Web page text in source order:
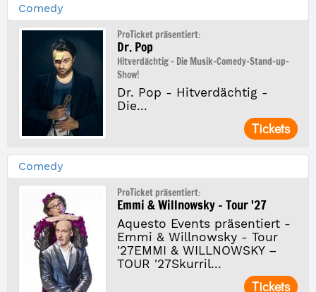
Comedy
ProTicket präsentiert:
Dr. Pop
Hitverdächtig - Die Musik-Comedy-Stand-up-
Show!
Dr. Pop - Hitverdächtig -
Die...
Tickets
Comedy
ProTicket präsentiert:
Emmi & Willnowsky - Tour '27
Aquesto Events präsentiert -
Emmi & Willnowsky - Tour
'27EMMI & WILLNOWSKY –
TOUR '27Skurril...
Tickets